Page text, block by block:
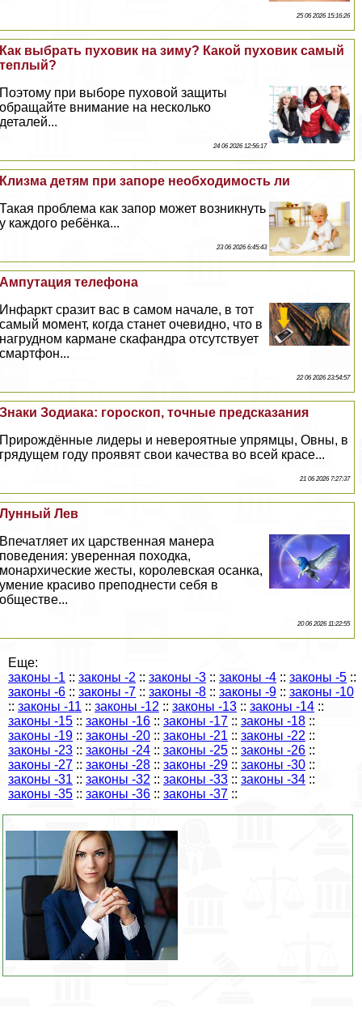
25 06 2026 15:16:26
Как выбрать пуховик на зиму? Какой пуховик самый
теплый?
Поэтому при выборе пуховой защиты
обращайте внимание на несколько
деталей...
24 06 2026 12:56:17
Клизма детям при запоре необходимость ли
Такая проблема как запор может возникнуть
у каждого ребёнка...
23 06 2026 6:45:43
Ампутация телефона
Инфаркт сразит вас в самом начале, в тот
самый момент, когда станет очевидно, что в
нагрудном кармане скафандра отсутствует
смартфон...
22 06 2026 23:54:57
Знаки Зодиака: гороскоп, точные предсказания
Прирождённые лидеры и невероятные упрямцы, Овны, в
грядущем году проявят свои качества во всей красе...
21 06 2026 7:27:37
Лунный Лев
Впечатляет их царственная манера
поведения: уверенная походка,
монархические жесты, королевская осанка,
умение красиво преподнести себя в
обществе...
20 06 2026 11:22:55
Еще:
законы -1 :: законы -2 :: законы -3 :: законы -4 :: законы -5 ::
законы -6 :: законы -7 :: законы -8 :: законы -9 :: законы -10
:: законы -11 :: законы -12 :: законы -13 :: законы -14 ::
законы -15 :: законы -16 :: законы -17 :: законы -18 ::
законы -19 :: законы -20 :: законы -21 :: законы -22 ::
законы -23 :: законы -24 :: законы -25 :: законы -26 ::
законы -27 :: законы -28 :: законы -29 :: законы -30 ::
законы -31 :: законы -32 :: законы -33 :: законы -34 ::
законы -35 :: законы -36 :: законы -37 ::